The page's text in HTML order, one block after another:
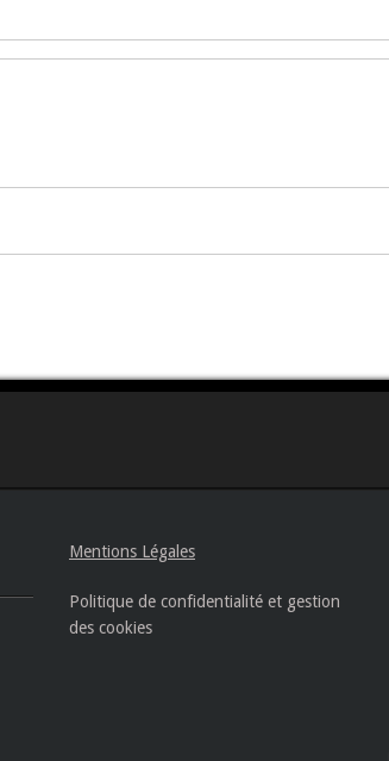
Mentions Légales
Politique de confidentialité et gestion
des cookies